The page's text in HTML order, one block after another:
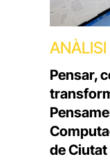
ANÀLISI
Pensar,
de Ciutat